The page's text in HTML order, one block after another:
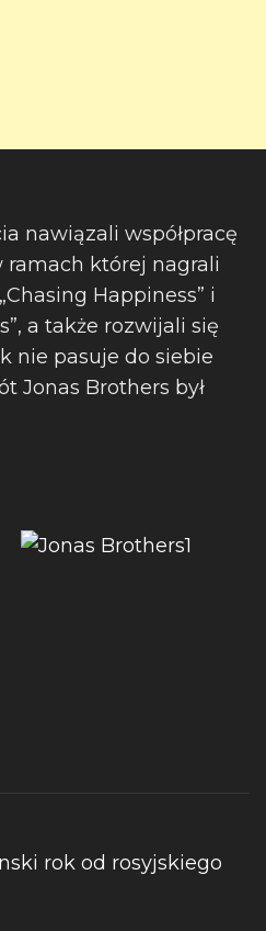
nawiązali współpracę
ramach której nagrali
Happiness” i
a także rozwijali się
nie pasuje do siebie
Jonas Brothers był
rok od rosyjskiego